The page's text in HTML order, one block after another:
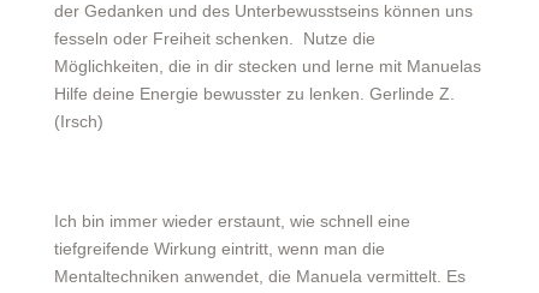
der Gedanken und des Unterbewusstseins können uns
fesseln oder Freiheit schenken. Nutze die
Möglichkeiten, die in dir stecken und lerne mit Manuelas
Hilfe deine Energie bewusster zu lenken. Gerlinde Z.
(Irsch)
Ich bin immer wieder erstaunt, wie schnell eine
tiefgreifende Wirkung eintritt, wenn man die
Mentaltechniken anwendet, die Manuela vermittelt. Es